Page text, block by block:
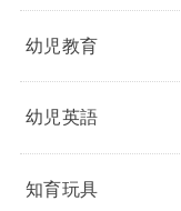
幼児教育
幼児英語
知育玩具